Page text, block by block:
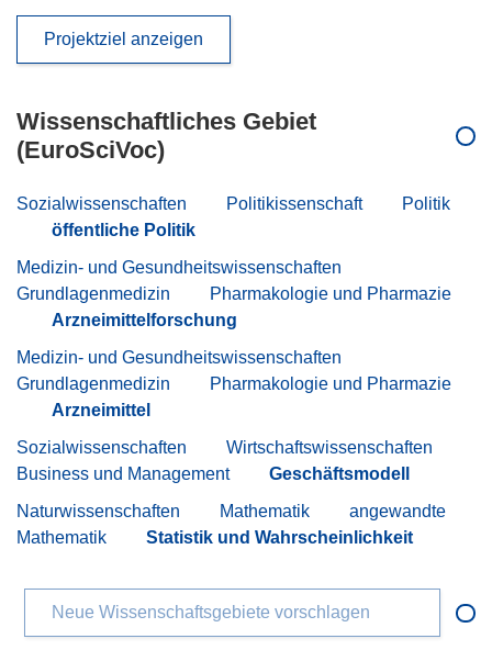
Projektziel anzeigen
Wissenschaftliches Gebiet
(EuroSciVoc)
Sozialwissenschaften Politikissenschaft
Politik
öffentliche Politik
Medizin- und Gesundheitswissenschaften
Grundlagenmedizin
Pharmakologie und Pharmazie
Arzneimittelforschung
Medizin- und Gesundheitswissenschaften
Grundlagenmedizin
Pharmakologie und Pharmazie
Arzneimittel
Sozialwissenschaften
Wirtschaftswissenschaften
Business und Management
Geschäftsmodell
Naturwissenschaften
Mathematik
angewandte
Mathematik
Statistik und Wahrscheinlichkeit
Neue Wissenschaftsgebiete vorschlagen